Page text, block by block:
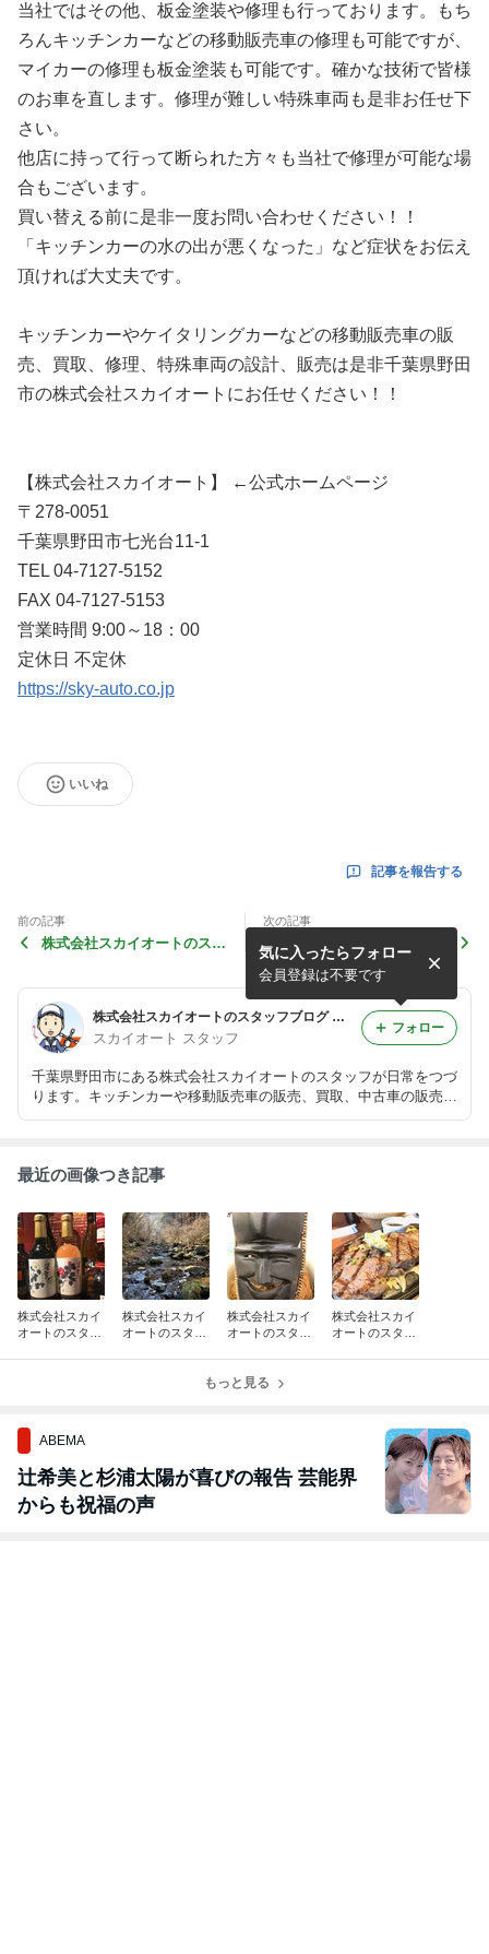
当社ではその他、板金塗装や修理も行っております。もち
ろんキッチンカーなどの移動販売車の修理も可能ですが、
マイカーの修理も板金塗装も可能です。確かな技術で皆様
のお車を直します。修理が難しい特殊車両も是非お任せ下
さい。
他店に持って行って断られた方々も当社で修理が可能な場
合もございます。
買い替える前に是非一度お問い合わせください！！
「キッチンカーの水の出が悪くなった」など症状をお伝え
頂ければ大丈夫です。
キッチンカーやケイタリングカーなどの移動販売車の販
売、買取、修理、特殊車両の設計、販売は是非千葉県野田
市の株式会社スカイオートにお任せください！！
【株式会社スカイオート】 ←公式ホームページ
〒278-0051
千葉県野田市七光台11-1
TEL 04-7127-5152
FAX 04-7127-5153
営業時間 9:00～18：00
定休日 不定休
https://sky-auto.co.jp
いいね
記事を報告する
前の記事
株式会社スカイオートのスタ
次の記事
株式会社スカイオートのスタ
ッフブログ キッチンカー 移
動販売車 販売 買取 中古
株式会社スカイオートのスタッフブログ キッチンカー 移動販売車 販売 買取 中古
スカイオート スタッフ
千葉県野田市にある株式会社スカイオートのスタッフが日常をつづ
ります。キッチンカーや移動販売車の販売、買取、中古車の販売も
行っておりますので在庫情報等も掲載していきます
気に入ったらフォロー
会員登録は不要です
フォロー
最近の画像つき記事
株式会社スカイ
オートのスタッ
株式会社スカイ
オートのスタッ
株式会社スカイ
オートのスタッ
車 販売 買取 中
株式会社スカイ
オートのスタッ
もっと見る
ABEMA
辻希美と杉浦太陽が喜びの報告 芸能界
からも祝福の声